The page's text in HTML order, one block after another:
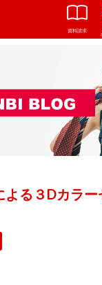
資料請求
よる３Dカラ